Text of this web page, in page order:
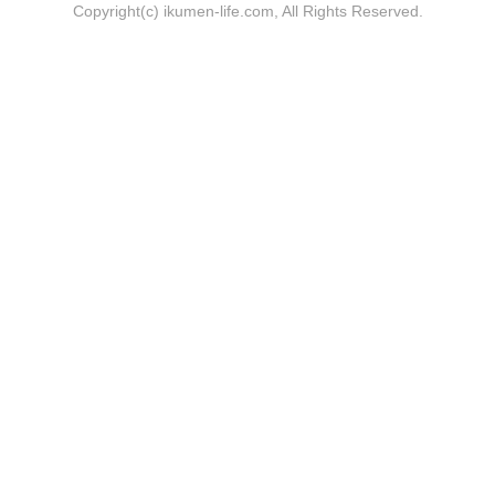
Copyright(c) ikumen-life.com, All Rights Reserved.